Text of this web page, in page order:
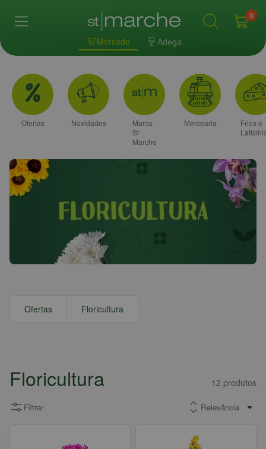
Mercado Adega
0
Ofertas Novidades
Marca
St
Marche
Mercearia
Frios e
Ofertas Floricultura
Floricultura 12 produtos
Filtrar